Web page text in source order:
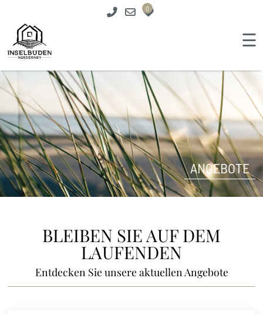
0
☰
ANGEBOTE
BLEIBEN SIE AUF DEM
LAUFENDEN
Entdecken Sie unsere aktuellen Angebote